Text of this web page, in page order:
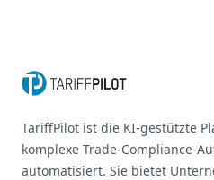
TariffPilot ist die KI-gestützte
komplexe Trade-Compliance-
automatisiert. Sie bietet